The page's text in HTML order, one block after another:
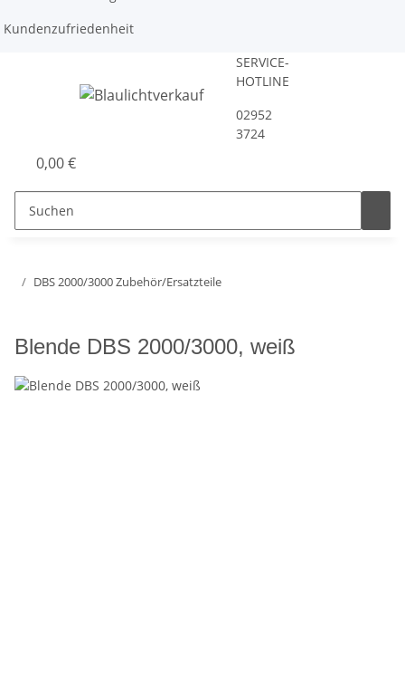
Kundenzufriedenheit
SERVICE-
HOTLINE
02952
3724
0,00 €
DBS 2000/3000 Zubehör/Ersatzteile
Blende DBS 2000/3000, weiß